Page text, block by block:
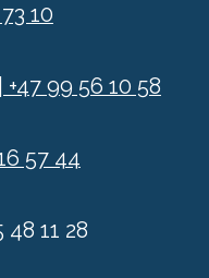
10
99 56 10 58
57 44
48 11 28